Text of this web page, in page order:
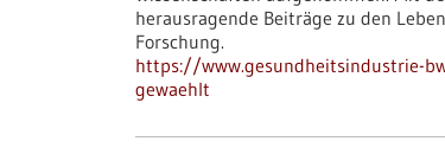
herausragende Beiträge zu den
Forschung.
https://www.gesundheitsindustrie-
gewaehlt